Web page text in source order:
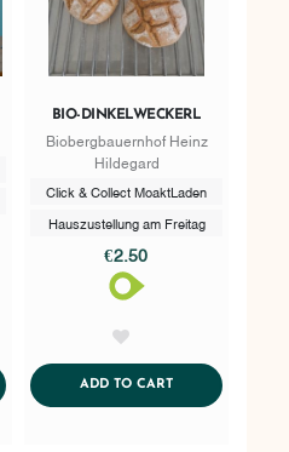
BIO-DINKELWECKERL
Biobergbauernhof Heinz
Hildegard
Click & Collect MoaktLaden
Hauszustellung am Freitag
€2.50
ADD TO CARTADDTOCART